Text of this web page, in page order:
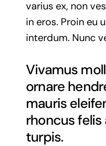
varius ex, non
in eros. Proin eu
interdum. Nunc
Vivamus
ornare
mauris
rhoncus
turpis.